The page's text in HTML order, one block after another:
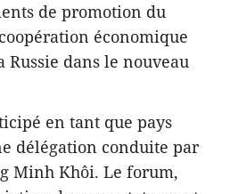
de promotion du
économique
dans le nouveau
en tant que pays
délégation conduite par
Minh Khôi. Le forum,